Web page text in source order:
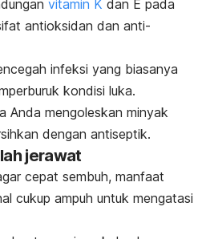
vitamin K dan E pada
antioksidan dan anti-
infeksi yang biasanya
kondisi luka.
Anda mengoleskan minyak
dengan antiseptik.
jerawat
cepat sembuh, manfaat
cukup ampuh untuk mengatasi